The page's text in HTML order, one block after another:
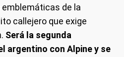
de la
callejero que exige
Será la segunda
argentino con Alpine y se